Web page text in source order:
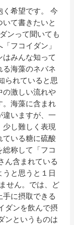
希望です。 今
て書きたいと
ンって聞いても
フコイダン」
みんな知って
る海藻のネバネ
られていると思
の激しい流れや
。海藻に含まれ
違いますが、一
少し難しく表現
ている糖に硫酸
称して「フコ
ん含まれている
と思うと１日
せん。では、ど
に摂取できる
ダンを飲んで摂
ンというものは